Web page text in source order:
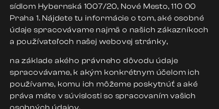
sídlom Hybernská 1007/20, Nové Mesto, 110 00
Praha 1. Nájdete tu informácie o tom, aké osobné
údaje spracovávame najmä o našich zákazníkoch
a používateľoch našej webovej stránky,
na základe akého právneho dôvodu údaje
spracovávame, k akým konkrétnym účelom ich
používame, komu ich môžeme poskytnúť a aké
práva máte v súvislosti so spracovaním vašich